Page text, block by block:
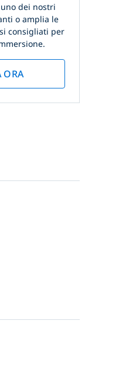
dei nostri
o amplia le
consigliati per
ORA